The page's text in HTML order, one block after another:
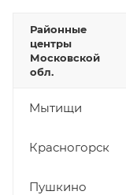
Районные
центры
Московской
обл.
Мытищи
Красногорск
Пушкино